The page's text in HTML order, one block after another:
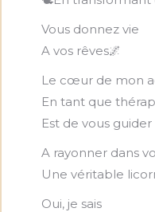
Vous donnez vie
A vos rêves🌌
Le cœur de mon
En tant que
Est de vous guider
A rayonner dans
Une véritable
Oui, je sais